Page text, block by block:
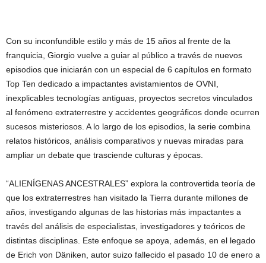
Con su inconfundible estilo y más de 15 años al frente de la
franquicia, Giorgio vuelve a guiar al público a través de nuevos
episodios que iniciarán con un especial de 6 capítulos en formato
Top Ten dedicado a impactantes avistamientos de OVNI,
inexplicables tecnologías antiguas, proyectos secretos vinculados
al fenómeno extraterrestre y accidentes geográficos donde ocurren
sucesos misteriosos. A lo largo de los episodios, la serie combina
relatos históricos, análisis comparativos y nuevas miradas para
ampliar un debate que trasciende culturas y épocas.
“ALIENÍGENAS ANCESTRALES” explora la controvertida teoría de
que los extraterrestres han visitado la Tierra durante millones de
años, investigando algunas de las historias más impactantes a
través del análisis de especialistas, investigadores y teóricos de
distintas disciplinas. Este enfoque se apoya, además, en el legado
de Erich von Däniken, autor suizo fallecido el pasado 10 de enero a